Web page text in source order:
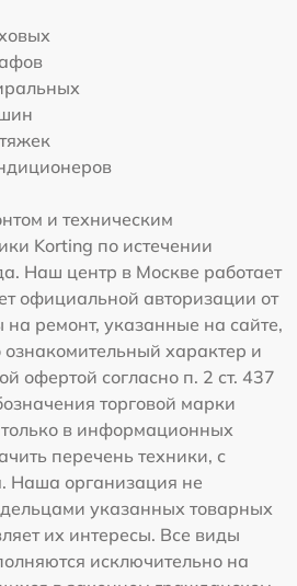
и техническим
Korting по истечении
Наш центр в Москве работает
официальной авторизации от
ремонт, указанные на сайте,
ознакомительный характер и
офертой согласно п. 2 ст. 437
торговой марки
в информационных
перечень техники, с
Наша организация не
указанных товарных
их интересы. Все виды
исключительно на